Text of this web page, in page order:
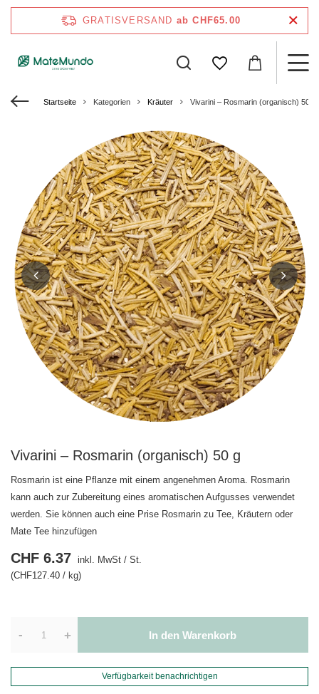
GRATISVERSAND ab CHF65.00
Startseite Kategorien Kräuter Vivarini – Rosmarin (organisch) 50 g
Vivarini – Rosmarin (organisch) 50 g
Rosmarin ist eine Pflanze mit einem angenehmen Aroma. Rosmarin
kann auch zur Zubereitung eines aromatischen Aufgusses verwendet
werden. Sie können auch eine Prise Rosmarin zu Tee, Kräutern oder
Mate Tee hinzufügen
CHF 6.37 inkl. MwSt / St.
(CHF127.40 / kg)
- + In den Warenkorb
Verfügbarkeit benachrichtigen